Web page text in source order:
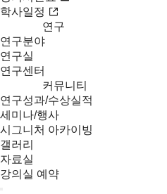
학사일정
연구
연구분야
연구실
연구센터
커뮤니티
연구성과/수상실적
세미나/행사
시그니처 아카이빙
갤러리
자료실
강의실 예약